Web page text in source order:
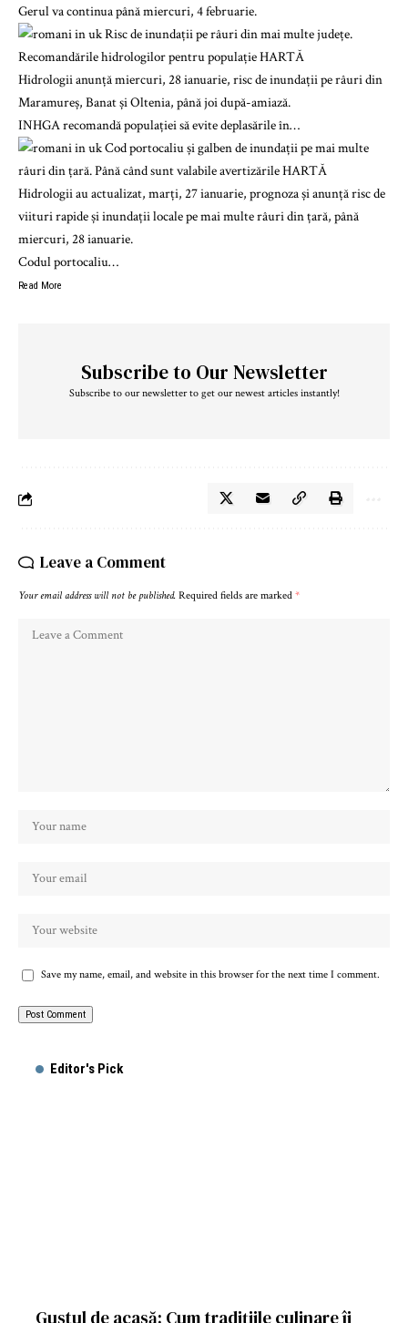
Gerul va continua până miercuri, 4 februarie.
Hidrologii anunță miercuri, 28 ianuarie, risc de inundații pe râuri din
Maramureș, Banat și Oltenia, până joi după-amiază.
INHGA recomandă populației să evite deplasările în…
Hidrologii au actualizat, marți, 27 ianuarie, prognoza și anunță risc de
viituri rapide și inundații locale pe mai multe râuri din țară, până
miercuri, 28 ianuarie.
Codul portocaliu…
Read More
Subscribe to Our Newsletter
Subscribe to our newsletter to get our newest articles instantly!
Leave a Comment
Your email address will not be published. Required fields are marked *
Save my name, email, and website in this browser for the next time I comment.
Editor's Pick
Gustul de acasă: Cum tradițiile culinare îi